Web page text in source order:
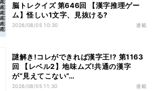
脳トレクイズ 第646回 【漢字推理ゲー
ム】怪しい1文字、見抜ける?
2026/08/05 10:30 連載
謎解き!コレができれば漢字王!? 第1163
回 【レベル2】地味ムズ!共通の漢字
が“見えてこない”…
2026/08/05 11:30 連載